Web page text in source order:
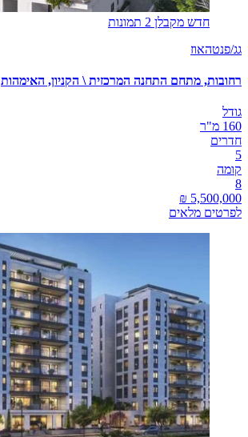
חדש מקבלן 2 תמונות
גג/פנטהאוז
רחובות, מתחם התחנה המרכזית \ הקניון, האימהות
גודל
160 מ"ר
חדרים
5
קומה
8
לפרטים מלאים